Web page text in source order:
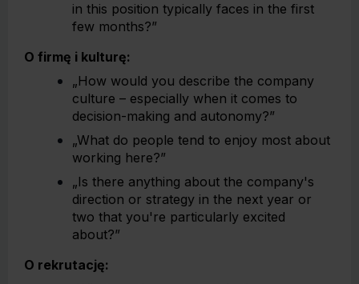
in this position typically faces in the first
few months?”
O firmę i kulturę:
„How would you describe the company
culture – especially when it comes to
decision-making and autonomy?”
„What do people tend to enjoy most about
working here?”
„Is there anything about the company's
direction or strategy in the next year or
two that you're particularly excited
about?”
O rekrutację: